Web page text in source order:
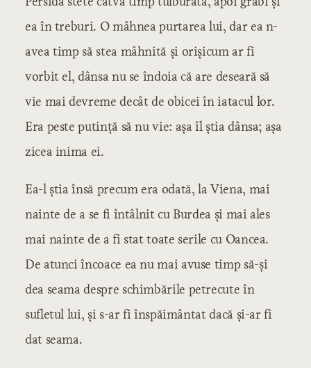
ea în treburi. O mâhnea purtarea lui, dar ea n-
avea timp să stea mâhnită și orișicum ar fi
vorbit el, dânsa nu se îndoia că are deseară să
vie mai devreme decât de obicei în iatacul lor.
Era peste putință să nu vie: așa îl știa dânsa; așa
zicea inima ei.
Ea-l știa însă precum era odată, la Viena, mai
nainte de a se fi întâlnit cu Burdea și mai ales
mai nainte de a fi stat toate serile cu Oancea.
De atunci încoace ea nu mai avuse timp să-și
dea seama despre schimbările petrecute în
sufletul lui, și s-ar fi înspăimântat dacă și-ar fi
dat seama.